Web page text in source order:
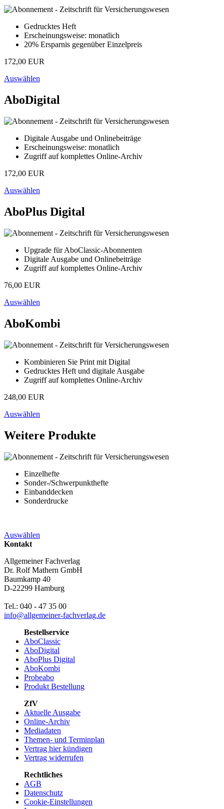
Gedrucktes Heft
Erscheinungsweise: monatlich
20% Ersparnis gegenüber Einzelpreis
172,00 EUR
Auswählen
AboDigital
Digitale Ausgabe und Onlinebeiträge
Erscheinungsweise: monatlich
Zugriff auf komplettes Online-Archiv
172,00 EUR
Auswählen
AboPlus Digital
Upgrade für AboClassic-Abonnenten
Digitale Ausgabe und Onlinebeiträge
Zugriff auf komplettes Online-Archiv
76,00 EUR
Auswählen
AboKombi
Kombinieren Sie Print mit Digital
Gedrucktes Heft und digitale Ausgabe
Zugriff auf komplettes Online-Archiv
248,00 EUR
Auswählen
Weitere Produkte
Einzelhefte
Sonder-/Schwerpunkthefte
Einbanddecken
Sonderdrucke
Auswählen
Kontakt
Allgemeiner Fachverlag
Dr. Rolf Mathern GmbH
Baumkamp 40
D-22299 Hamburg
Tel.: 040 - 47 35 00
info@allgemeiner-fachverlag.de
Bestellservice
AboClassic
AboDigital
AboPlus Digital
AboKombi
Probeabo
Produkt Bestellung
ZfV
Aktuelle Ausgabe
Online-Archiv
Mediadaten
Themen- und Terminplan
Vertrag hier kündigen
Vertrag widerrufen
Rechtliches
AGB
Datenschutz
Cookie-Einstellungen